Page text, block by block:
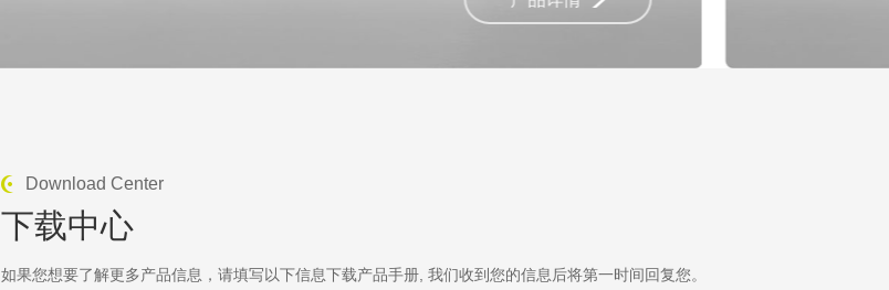
Download Center
下载中心
如果您想要了解更多产品信息，请填写以下信息下载产品手册, 我们收到您的信息后将第一时间回复您。